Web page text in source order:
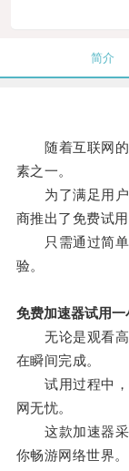
简介
随着互联网的
素之一。
为了满足用户
商推出了免费试
只需通过简单
验。
免费加速器试用一
无论是观看高
在瞬间完成。
试用过程中，
网无忧。
这款加速器采
你畅游网络世界。